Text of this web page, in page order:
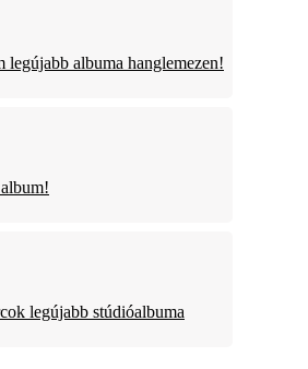
legújabb albuma hanglemezen!
legújabb stúdióalbuma